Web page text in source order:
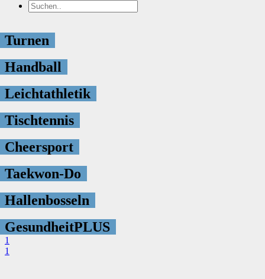
Turnen
Handball
Leichtathletik
Tischtennis
Cheersport
Taekwon-Do
Hallenbosseln
GesundheitPLUS
1
1